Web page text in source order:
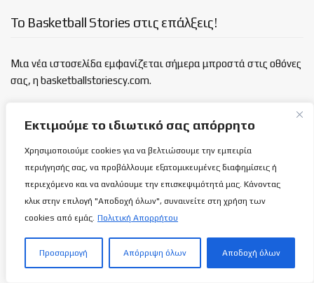
Εκτιμούμε το ιδιωτικό σας απόρρητο
Χρησιμοποιούμε cookies για να βελτιώσουμε την εμπειρία
περιήγησής σας, να προβάλλουμε εξατομικευμένες διαφημίσεις ή
περιεχόμενο και να αναλύουμε την επισκεψιμότητά μας. Κάνοντας
κλικ στην επιλογή "Αποδοχή όλων", συναινείτε στη χρήση των
cookies από εμάς. Πολιτική Απορρήτου
Προσαρμογή Απόρριψη όλων Αποδοχή όλων
Το Basketball Stories στις επάλξεις!
Μια νέα ιστοσελίδα εμφανίζεται σήμερα μπροστά στις οθόνες
σας, η basketballstoriescy.com.
Κανένα μα κανένα κείμενο σε αυτήν την ιστοσελίδα, δεν
θα είναι ανώνυμο!
καλαθόσφαιρα | ιστορία | πνεύμα | πολιτεία
Τελευταία άρθρα
Κροατία-Κύπρος: Αυτό θα είναι πολύ